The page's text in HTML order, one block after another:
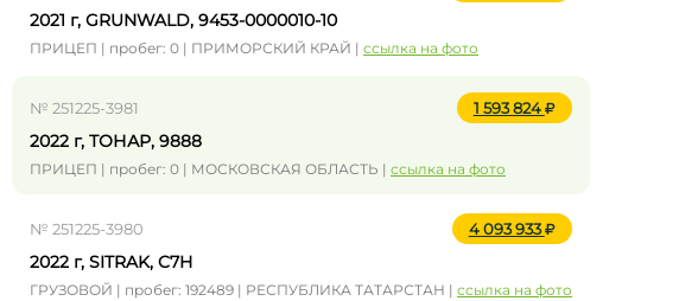
2021 г, GRUNWALD, 9453-0000010-10
ПРИЦЕП | пробег: 0 | ПРИМОРСКИЙ КРАЙ | ссылка на фото
№ 251225-3981 1 593 824
2022 г, ТОНАР, 9888
ПРИЦЕП | пробег: 0 | МОСКОВСКАЯ ОБЛАСТЬ | ссылка на фото
№ 251225-3980 4 093 933
2022 г, SITRAK, C7H
ГРУЗОВОЙ | пробег: 192489 | РЕСПУБЛИКА ТАТАРСТАН | ссылка на фото